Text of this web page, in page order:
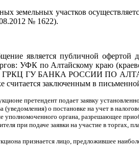
земельных участков
№ 1622).
является публичной офертой
УФК по Алтайскому краю
ГУ БАНКА РОССИИ ПО
считается заключенным в
претендент подает заявку
(уведомления) о постановке на учет в
уполномоченного органа, разрешающее
при подаче заявки на участие в
признается лицо, предложившее